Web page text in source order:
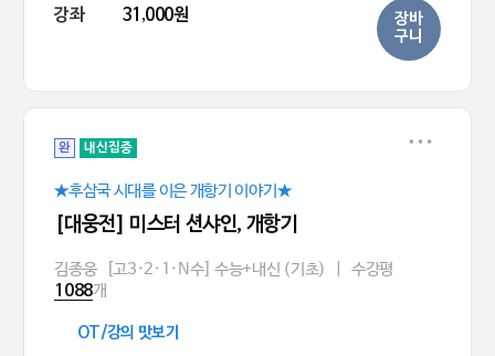
강좌 31,000원
장바
구니
완 내신집중
★후삼국 시대를 이은 개항기 이야기★
[대웅전] 미스터 션샤인, 개항기
김종웅 [고3·2·1·N수] 수능+내신 (기초) 수강평
1088개
OT/강의 맛보기